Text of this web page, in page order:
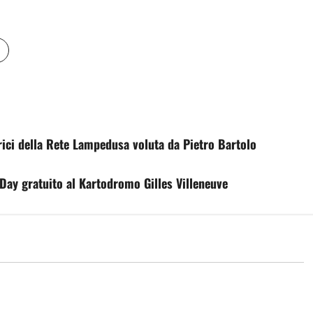
della Rete Lampedusa voluta da Pietro Bartolo
gratuito al Kartodromo Gilles Villeneuve